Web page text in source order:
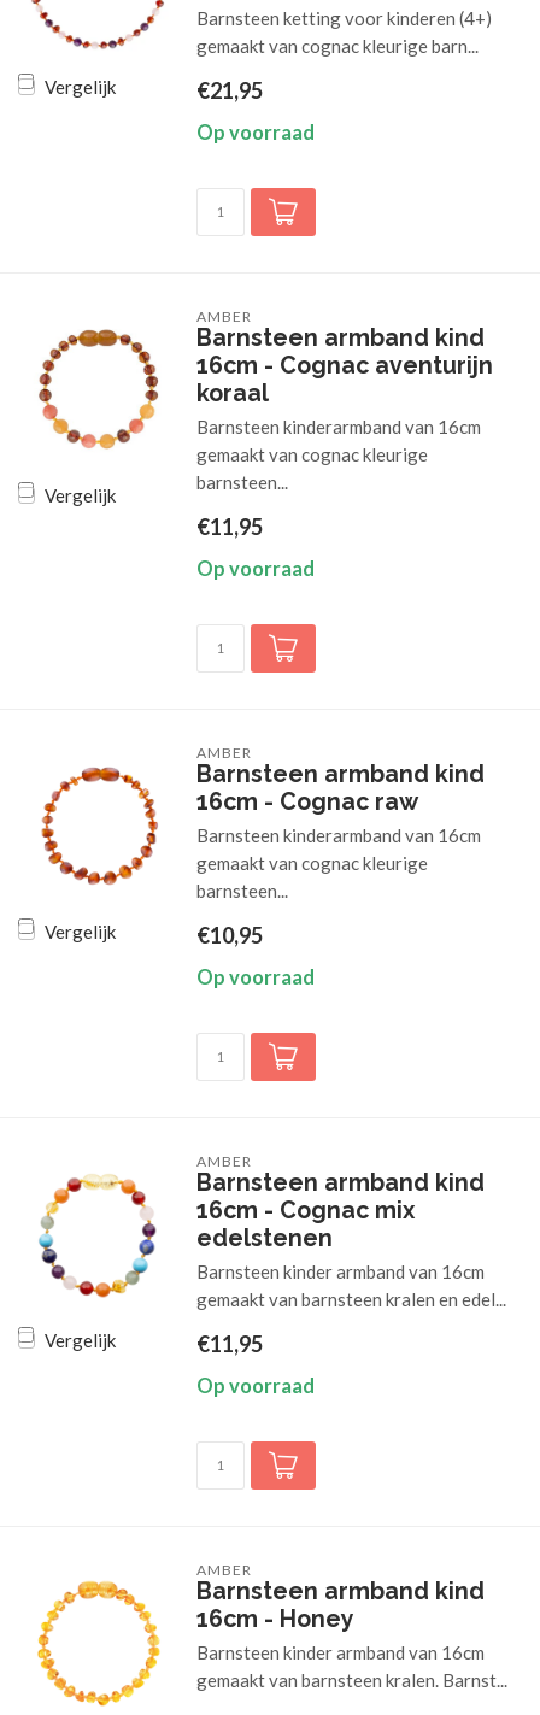
Vergelijk
Barnsteen ketting voor kinderen (4+)
gemaakt van cognac kleurige barn...
€21,95
Op voorraad
Vergelijk
AMBER
Barnsteen armband kind
16cm - Cognac aventurijn
koraal
Barnsteen kinderarmband van 16cm
gemaakt van cognac kleurige
barnsteen...
€11,95
Op voorraad
Vergelijk
AMBER
Barnsteen armband kind
16cm - Cognac raw
Barnsteen kinderarmband van 16cm
gemaakt van cognac kleurige
barnsteen...
€10,95
Op voorraad
Vergelijk
AMBER
Barnsteen armband kind
16cm - Cognac mix
edelstenen
Barnsteen kinder armband van 16cm
gemaakt van barnsteen kralen en edel...
€11,95
Op voorraad
AMBER
Barnsteen armband kind
16cm - Honey
Barnsteen kinder armband van 16cm
gemaakt van barnsteen kralen. Barnst...